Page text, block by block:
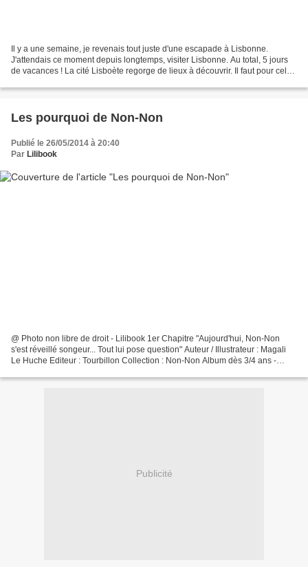
Il y a une semaine, je revenais tout juste d'une escapade à Lisbonne.
J'attendais ce moment depuis longtemps, visiter Lisbonne. Au total, 5 jours
de vacances ! La cité Lisboète regorge de lieux à découvrir. Il faut pour cela
Les pourquoi de Non-Non
Publié le 26/05/2014 à 20:40
Par Lilibook
@ Photo non libre de droit - Lilibook 1er Chapitre "Aujourd'hui, Non-Non
s'est réveillé songeur... Tout lui pose question" Auteur / Illustrateur : Magali
Le Huche Editeur : Tourbillon Collection : Non-Non Album dès 3/4 ans -
Publicité